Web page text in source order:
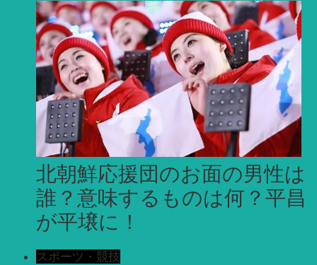
北朝鮮応援団のお面の男性は
誰？意味するものは何？平昌
が平壌に！
スポーツ・競技